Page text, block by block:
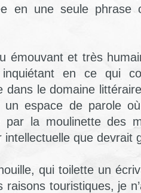
en une seule phrase
émouvant et très
en ce qui
dans le domaine
espace de parole
par la moulinette des
intellectuelle que devrait
qui toilette un
raisons touristiques, je